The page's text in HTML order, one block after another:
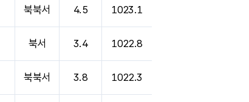
북북서 4.5 1023.1
북서 3.4 1022.8
북북서 3.8 1022.3